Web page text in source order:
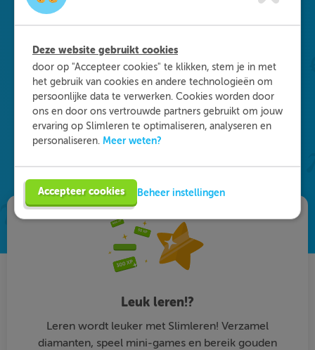
Waarom kiezen voor
Slimleren
Onderdeel worden van ons multidisciplinaire
team? Dat kan! We zijn op zoek naar starters in
de zorg, maar ook naar medisch specialisten en
GZ-psychologen. Eén ding staat daarbij vast: je
de vacature die bij je past en solliciteer!
Leuk leren!?
Leren wordt leuker met Slimleren! Verzamel
diamanten, speel mini-games en bereik gouden
Deze website gebruikt cookies
door op "Accepteer cookies" te klikken, stem je in met
het gebruik van cookies en andere technologieën om
persoonlijke data te verwerken. Cookies worden door
ons en door ons vertrouwde partners gebruikt om jouw
ervaring op Slimleren te optimaliseren, analyseren en
personaliseren. Meer weten?
Accepteer cookies Beheer instellingen